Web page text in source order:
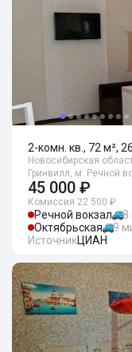
2-комн. кв., 72 м²,
Новосибирская
Гринвилл, м. Речной
45 000 ₽
Комиссия 22 500 ₽
Речной вокзал
8
Октябрьская
9
ИсточникЦИАН